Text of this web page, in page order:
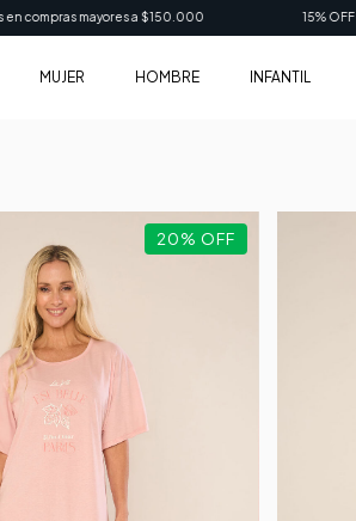
a $150.000 15% OFF con transferencia
MUJER HOMBRE INFANTIL
20% OFF